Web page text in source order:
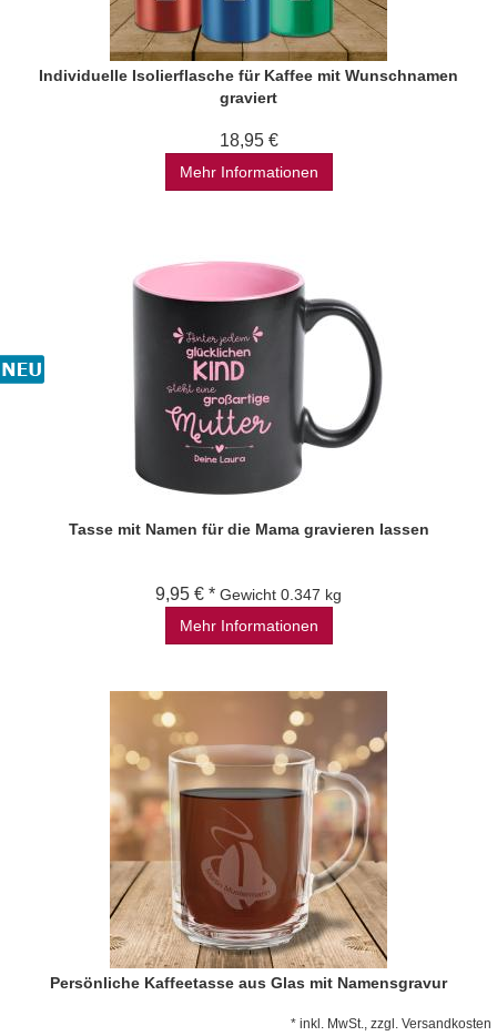
Individuelle Isolierflasche für Kaffee mit Wunschnamen
graviert
18,95 €
Mehr Informationen
Tasse mit Namen für die Mama gravieren lassen
9,95 € * Gewicht 0.347 kg
Mehr Informationen
Persönliche Kaffeetasse aus Glas mit Namensgravur
* inkl. MwSt., zzgl. Versandkosten